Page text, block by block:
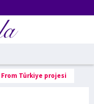
Türkiye projesi